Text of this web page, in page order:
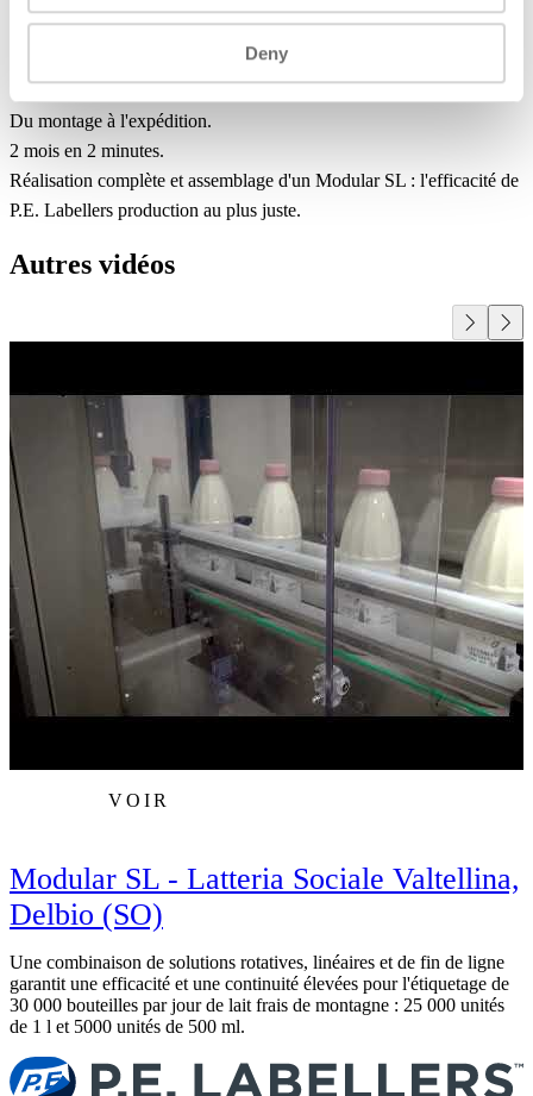
Deny
Du montage à l'expédition.
2 mois en 2 minutes.
Réalisation complète et assemblage d'un Modular SL : l'efficacité de
P.E. Labellers production au plus juste.
Autres vidéos
VOIR
Modular SL - Latteria Sociale Valtellina,
Delbio (SO)
Une combinaison de solutions rotatives, linéaires et de fin de ligne
garantit une efficacité et une continuité élevées pour l'étiquetage de
30 000 bouteilles par jour de lait frais de montagne : 25 000 unités
de 1 l et 5000 unités de 500 ml.